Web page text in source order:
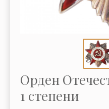
Орден
1 степени